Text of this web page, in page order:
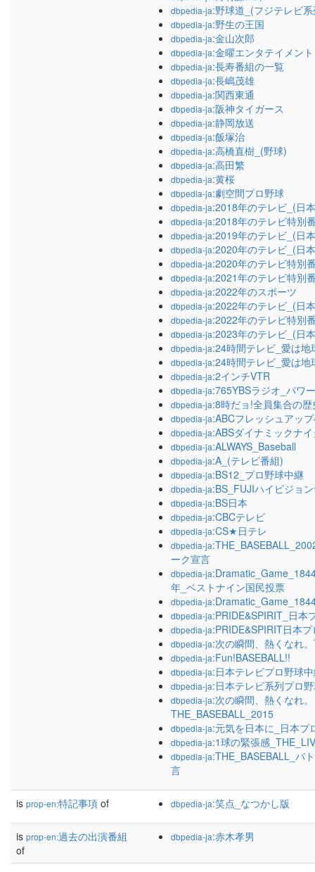
dbpedia-ja:野球道_(フジテレビ
dbpedia-ja:野生の王国
dbpedia-ja:金山次郎
dbpedia-ja:金曜エンタテイメント
dbpedia-ja:長寿番組の一覧
dbpedia-ja:長嶋茂雄
dbpedia-ja:関西東通
dbpedia-ja:阪神タイガース
dbpedia-ja:静岡放送
dbpedia-ja:飯塚治
dbpedia-ja:高橋直樹_(野球)
dbpedia-ja:高田繁
dbpedia-ja:黄桜
dbpedia-ja:劇空間プロ野球
dbpedia-ja:2018年のテレビ_(日
dbpedia-ja:2018年のテレビ特別
dbpedia-ja:2019年のテレビ_(日
dbpedia-ja:2020年のテレビ_(日
dbpedia-ja:2020年のテレビ特別
dbpedia-ja:2021年のテレビ特別
dbpedia-ja:2022年のスポーツ
dbpedia-ja:2022年のテレビ_(日
dbpedia-ja:2022年のテレビ特別
dbpedia-ja:2023年のテレビ_(日
dbpedia-ja:24時間テレビ_愛は地
dbpedia-ja:24時間テレビ_愛は地
dbpedia-ja:2インチVTR
dbpedia-ja:765YBSラジオ_パワ
dbpedia-ja:8時だョ!全員集合の歴
dbpedia-ja:ABCフレッシュアッ
dbpedia-ja:ABSダイナミックナ
dbpedia-ja:ALWAYS_Baseball
dbpedia-ja:A_(テレビ番組)
dbpedia-ja:BS12_プロ野球中継
dbpedia-ja:BS_FUJIハイビジョ
dbpedia-ja:BS日本
dbpedia-ja:CBCテレビ
dbpedia-ja:CS★日テレ
dbpedia-ja
ーク宣言
dbpedia-ja
年_ベストナイン国民投票
dbpedia-ja
dbpedia-ja:PRIDE&SPIRIT_日本
dbpedia-ja:PRIDE&SPIRIT日本
dbpedia-ja:次の瞬間、熱くなれ
dbpedia-ja:Fun!BASEBALL!!
dbpedia-ja:日本テレビプロ野球
dbpedia-ja:日本テレビ系列プロ
dbpedia-ja:次の瞬間、熱くなれ。
THE_BASEBALL_2015
dbpedia-ja:元気を日本に_日本プ
dbpedia-ja:1球の緊張感
dbpedia-ja:THE_BASEBALL_バ
言
is prop-en:特記事項 of dbpedia-ja:笑点_なつかし版
is prop-en:過去の出演番組
of
dbpedia-ja:赤木孝男